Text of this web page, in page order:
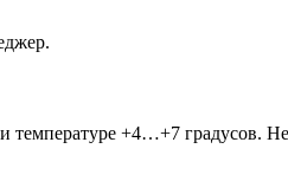
температуре +4…+7 градусов.